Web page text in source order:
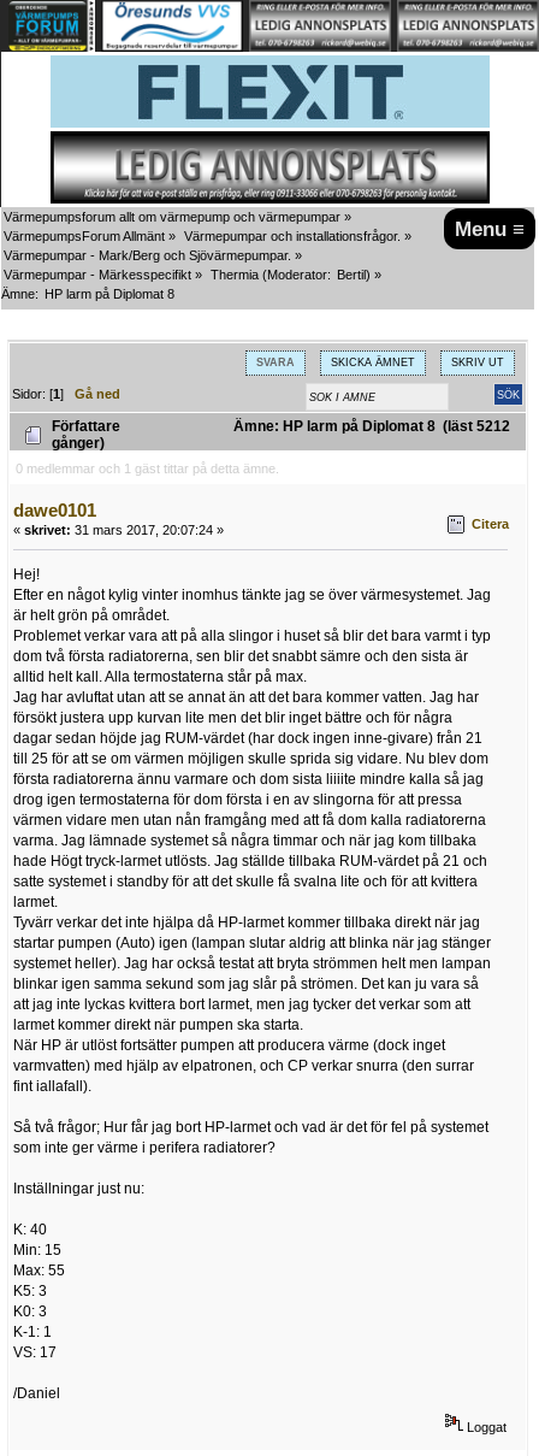
Menu ≡
Värmepumpsforum allt om värmepump och värmepumpar »
VärmepumpsForum Allmänt » Värmepumpar och installationsfrågor. »
Värmepumpar - Mark/Berg och Sjövärmepumpar. »
Värmepumpar - Märkesspecifikt » Thermia (Moderator: Bertil) »
Ämne: HP larm på Diplomat 8
SVARA SKICKA ÄMNET SKRIV UT
Sidor: [1]Gå ned
Författare
Ämne: HP larm på Diplomat 8 (läst 5212
gånger)
0 medlemmar och 1 gäst tittar på detta ämne.
dawe0101
« skrivet: 31 mars 2017, 20:07:24 » Citera
Hej!
Efter en något kylig vinter inomhus tänkte jag se över värmesystemet. Jag
är helt grön på området.
Problemet verkar vara att på alla slingor i huset så blir det bara varmt i typ
dom två första radiatorerna, sen blir det snabbt sämre och den sista är
alltid helt kall. Alla termostaterna står på max.
Jag har avluftat utan att se annat än att det bara kommer vatten. Jag har
försökt justera upp kurvan lite men det blir inget bättre och för några
dagar sedan höjde jag RUM-värdet (har dock ingen inne-givare) från 21
till 25 för att se om värmen möjligen skulle sprida sig vidare. Nu blev dom
första radiatorerna ännu varmare och dom sista liiiite mindre kalla så jag
drog igen termostaterna för dom första i en av slingorna för att pressa
värmen vidare men utan nån framgång med att få dom kalla radiatorerna
varma. Jag lämnade systemet så några timmar och när jag kom tillbaka
hade Högt tryck-larmet utlösts. Jag ställde tillbaka RUM-värdet på 21 och
satte systemet i standby för att det skulle få svalna lite och för att kvittera
larmet.
Tyvärr verkar det inte hjälpa då HP-larmet kommer tillbaka direkt när jag
startar pumpen (Auto) igen (lampan slutar aldrig att blinka när jag stänger
systemet heller). Jag har också testat att bryta strömmen helt men lampan
blinkar igen samma sekund som jag slår på strömen. Det kan ju vara så
att jag inte lyckas kvittera bort larmet, men jag tycker det verkar som att
larmet kommer direkt när pumpen ska starta.
När HP är utlöst fortsätter pumpen att producera värme (dock inget
varmvatten) med hjälp av elpatronen, och CP verkar snurra (den surrar
fint iallafall).
Så två frågor; Hur får jag bort HP-larmet och vad är det för fel på systemet
som inte ger värme i perifera radiatorer?
Inställningar just nu:
K: 40
Min: 15
Max: 55
K5: 3
K0: 3
K-1: 1
VS: 17
/Daniel
Loggat